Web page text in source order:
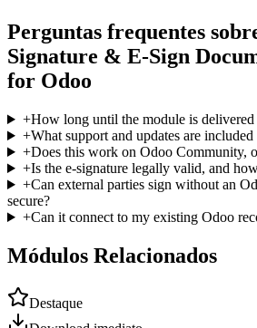
Perguntas frequentes
Signature & E-Sign
for Odoo
+How long until the module is delivered
+What support and updates are
+Does this work on Odoo Community,
+Is the e-signature legally valid, and
+Can external parties sign without an
secure?
+Can it connect to my existing Odoo
Módulos Relacionados
Destaque